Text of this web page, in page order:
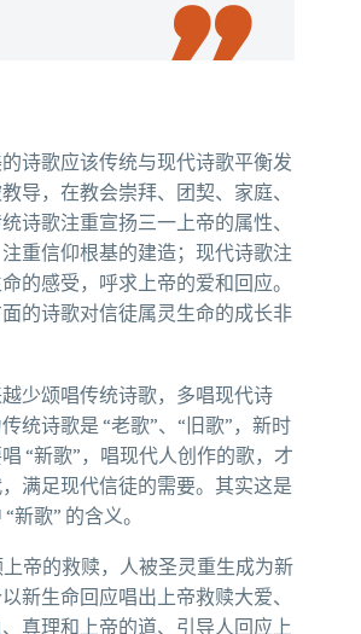

诗歌应该传统与现代诗歌平衡发
导，在教会崇拜、团契、家庭、
诗歌注重宣扬三一上帝的属性、
重信仰根基的建造；现代诗歌注
的感受，呼求上帝的爱和回应。
的诗歌对信徒属灵生命的成长非
少颂唱传统诗歌，多唱现代诗
统诗歌是 “老歌”、“旧歌”，新时
“新歌”，唱现代人创作的歌，才
满足现代信徒的需要。其实这是
新歌” 的含义。
上帝的救赎，人被圣灵重生成为新
新生命回应唱出上帝救赎大爱、
真理和上帝的道、引导人回应上